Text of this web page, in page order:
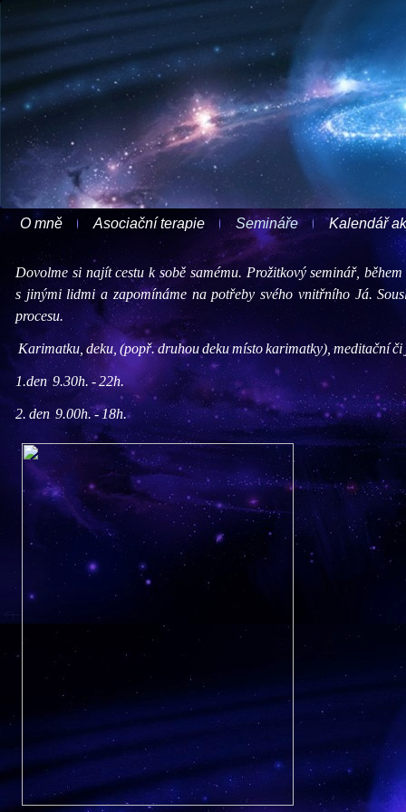
O mně Asociační terapie Semináře Kalendář
Dovolme si najít cestu k sobě samému. Prožitkový seminář,
s jinými lidmi a zapomínáme na potřeby svého vnitřního Já.
procesu.
Karimatku, deku, (popř. druhou deku místo karimatky), meditační
1.den 9.30h. - 22h.
2. den 9.00h. - 18h.